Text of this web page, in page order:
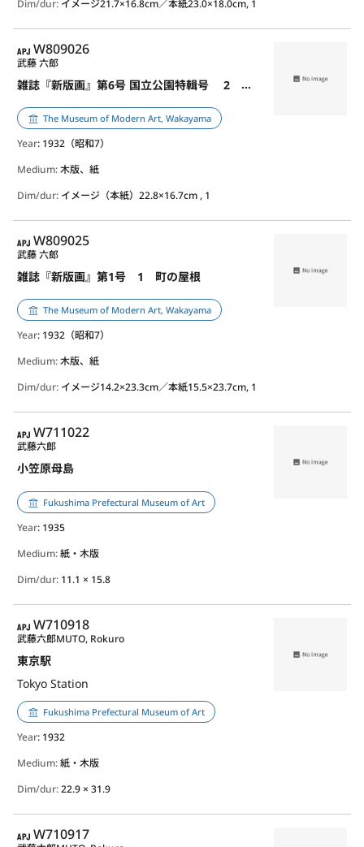
Dim/dur: イメージ21.7×16.8cm／本紙23.0×18.0cm, 1
APJ
W809026
雑誌『新版画』第6号 国立公園特輯号 2 富士
武藤 六郎
The Museum of Modern Art, Wakayama
Year: 1932（昭和7）
Medium:木版、紙
Dim/dur: イメージ（本紙）22.8×16.7cm , 1
APJ
W809025
雑誌『新版画』第1号 1 町の屋根
武藤 六郎
The Museum of Modern Art, Wakayama
Year: 1932（昭和7）
Medium:木版、紙
Dim/dur: イメージ14.2×23.3cm／本紙15.5×23.7cm, 1
APJ
W711022
小笠原母島
武藤六郎
Fukushima Prefectural Museum of Art
Year: 1935
Medium:紙・木版
Dim/dur: 11.1 × 15.8
APJ
W710918
東京駅
Tokyo Station
武藤六郎MUTO, Rokuro
Fukushima Prefectural Museum of Art
Year: 1932
Medium:紙・木版
Dim/dur:22.9 × 31.9
APJ
W710917